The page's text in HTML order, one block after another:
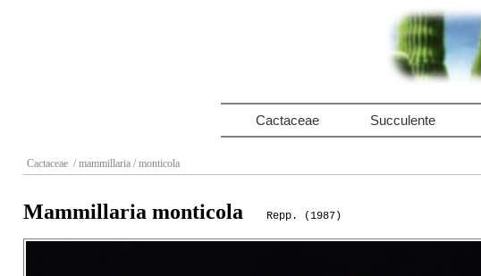
Cactaceae Succulente
Cactaceae / mammillaria / monticola
Mammillaria monticola Repp. (1987)